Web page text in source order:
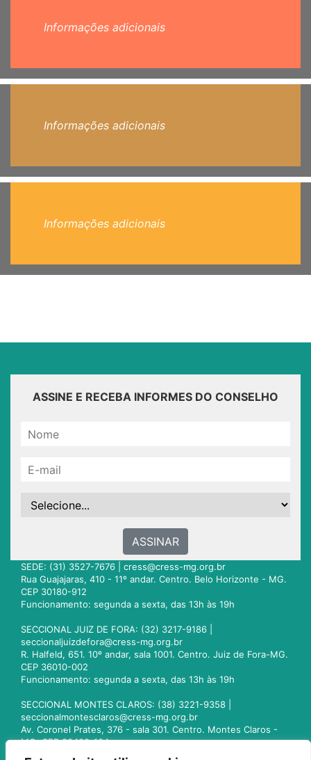
Informações adicionais
Informações adicionais
Informações adicionais
ASSINE E RECEBA INFORMES DO CONSELHO
ASSINAR
SEDE: (31) 3527-7676 | cress@cress-mg.org.br
Rua Guajajaras, 410 - 11º andar. Centro. Belo Horizonte - MG.
CEP 30180-912
Funcionamento: segunda a sexta, das 13h às 19h
SECCIONAL JUIZ DE FORA: (32) 3217-9186 |
seccionaljuizdefora@cress-mg.org.br
R. Halfeld, 651. 10º andar, sala 1001. Centro. Juiz de Fora-MG.
CEP 36010-002
Funcionamento: segunda a sexta, das 13h às 19h
SECCIONAL MONTES CLAROS: (38) 3221-9358 |
seccionalmontesclaros@cress-mg.org.br
Av. Coronel Prates, 376 - sala 301. Centro. Montes Claros -
MG. CEP 39400-104